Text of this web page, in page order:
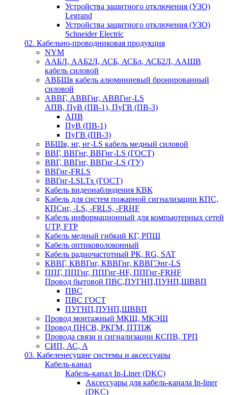
Устройства защитного отключения (УЗО)
Legrand
Устройства защитного отключения (УЗО)
Schneider Electric
02. Кабельно-проводниковая продукция
NYM
ААБЛ, ААБ2Л, АСБ, АСБл, АСБ2Л, ААШВ
кабель силовой
АВБШв кабель алюминиевый бронированный
силовой
АВВГ, АВВГнг, АВВГнг-LS
АПВ, ПуВ (ПВ-1), ПуГВ (ПВ-3)
АПВ
ПуВ (ПВ-1)
ПуГВ (ПВ-3)
ВБШв, нг, нг-LS кабель медный силовой
ВВГ, ВВГнг, ВВГнг-LS (ГОСТ)
ВВГ, ВВГнг, ВВГнг-LS (ТУ)
ВВГнг-FRLS
ВВГнг-LSLTx (ГОСТ)
Кабель видеонаблюдения КВК
Кабель для систем пожарной сигнализации КПС,
КПСнг, -LS, -FRLS, -FRHF
Кабель информационный для компьютерных сетей
UTP, FTP
Кабель медный гибкий КГ, РПШ
Кабель оптиковолоконный
Кабель радиочастотный РК, RG, SAT
КВВГ, КВВГнг, КВВГнг, КВВГЭнг-LS
ППГ, ППГнг, ППГнг-HF, ППГнг-FRHF
Провод бытовой ПВС,ПУГНП,ПУНП,ШВВП
ПВС
ПВС ГОСТ
ПУГНП,ПУНП,ШВВП
Провод монтажный МКШ, МКЭШ
Провод ПНСВ, РКГМ, ПТПЖ
Провода связи и сигнализации КСПВ, ТРП
СИП, АС, А
03. Кабеленесущие системы и аксессуары
Кабель-канал
Кабель-канал In-Liner (DKC)
Аксессуары для кабель-канала In-liner
(DKC)